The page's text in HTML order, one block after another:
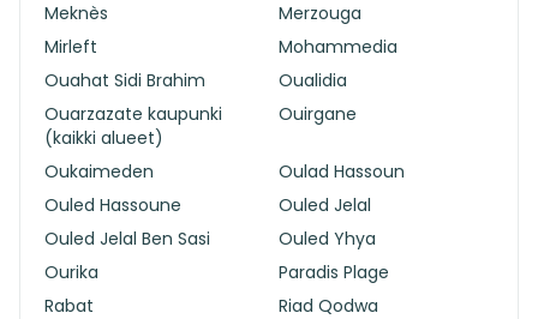
Meknès
Merzouga
Mirleft
Mohammedia
Ouahat Sidi Brahim
Oualidia
Ouarzazate kaupunki
(kaikki alueet)
Ouirgane
Oukaimeden
Oulad Hassoun
Ouled Hassoune
Ouled Jelal
Ouled Jelal Ben Sasi
Ouled Yhya
Ourika
Paradis Plage
Rabat
Riad Qodwa